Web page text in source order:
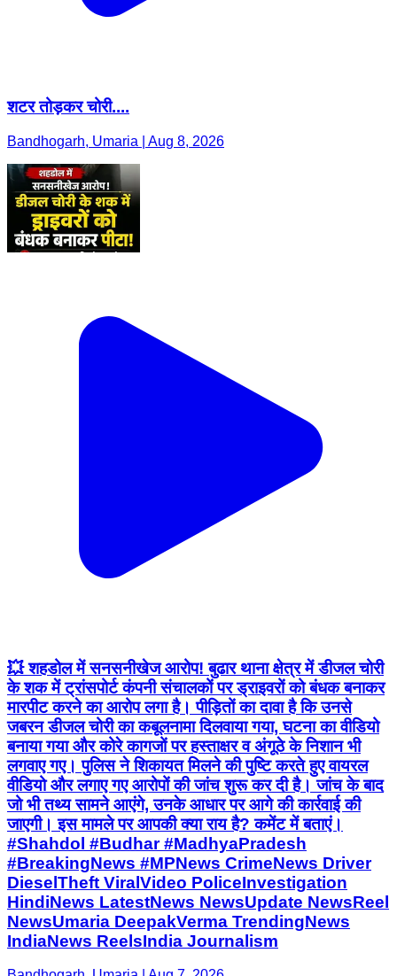
शटर तोड़कर चोरी....
Bandhogarh, Umaria | Aug 8, 2026
💥 शहडोल में सनसनीखेज आरोप! बुढार थाना क्षेत्र में डीजल चोरी
के शक में ट्रांसपोर्ट कंपनी संचालकों पर ड्राइवरों को बंधक बनाकर
मारपीट करने का आरोप लगा है। पीड़ितों का दावा है कि उनसे
जबरन डीजल चोरी का कबूलनामा दिलवाया गया, घटना का वीडियो
बनाया गया और कोरे कागजों पर हस्ताक्षर व अंगूठे के निशान भी
लगवाए गए। पुलिस ने शिकायत मिलने की पुष्टि करते हुए वायरल
वीडियो और लगाए गए आरोपों की जांच शुरू कर दी है। जांच के बाद
जो भी तथ्य सामने आएंगे, उनके आधार पर आगे की कार्रवाई की
जाएगी। इस मामले पर आपकी क्या राय है? कमेंट में बताएं।
#Shahdol #Budhar #MadhyaPradesh
#BreakingNews #MPNews CrimeNews Driver
DieselTheft ViralVideo PoliceInvestigation
HindiNews LatestNews NewsUpdate NewsReel
NewsUmaria DeepakVerma TrendingNews
IndiaNews ReelsIndia Journalism